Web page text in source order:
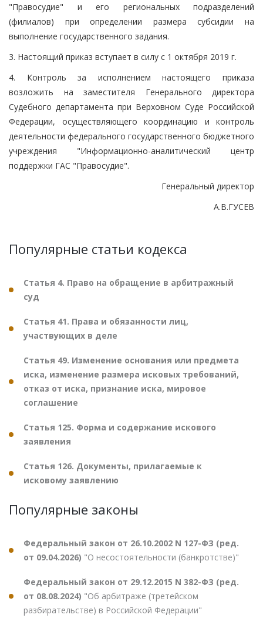
"Правосудие" и его региональных подразделений
(филиалов) при определении размера субсидии на
выполнение государственного задания.
3. Настоящий приказ вступает в силу с 1 октября 2019 г.
4. Контроль за исполнением настоящего приказа
возложить на заместителя Генерального директора
Судебного департамента при Верховном Суде Российской
Федерации, осуществляющего координацию и контроль
деятельности федерального государственного бюджетного
учреждения "Информационно-аналитический центр
поддержки ГАС "Правосудие".
Генеральный директор
А.В.ГУСЕВ
Популярные статьи кодекса
Статья 4. Право на обращение в арбитражный
суд
Статья 41. Права и обязанности лиц,
участвующих в деле
Статья 49. Изменение основания или предмета
иска, изменение размера исковых требований,
отказ от иска, признание иска, мировое
соглашение
Статья 125. Форма и содержание искового
заявления
Статья 126. Документы, прилагаемые к
исковому заявлению
Популярные законы
Федеральный закон от 26.10.2002 N 127-ФЗ (ред.
от 09.04.2026) "О несостоятельности (банкротстве)"
Федеральный закон от 29.12.2015 N 382-ФЗ (ред.
от 08.08.2024) "Об арбитраже (третейском
разбирательстве) в Российской Федерации"